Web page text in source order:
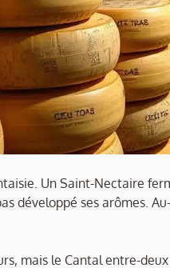
Un Saint-Nectaire
développé ses arômes.
mais le Cantal entre-